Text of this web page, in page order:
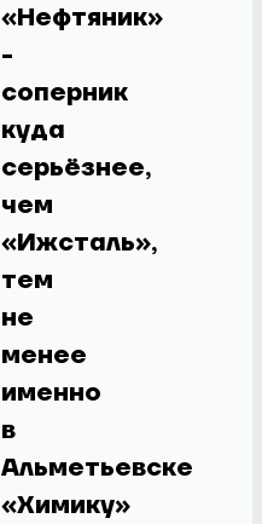
«Нефтяник»
-
соперник
куда
серьёзнее,
чем
«Ижсталь»,
тем
не
менее
именно
в
Альметьевске
«Химику»